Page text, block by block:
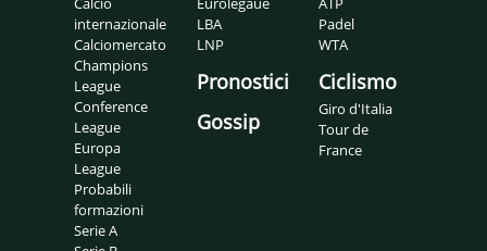
internazionale
Calciomercato
Champions
League
Conference
League
Europa
League
Probabili
formazioni
Serie A
LBA
LNP
Pronostici
Gossip
Padel
WTA
Ciclismo
Giro d'Italia
Tour de
France